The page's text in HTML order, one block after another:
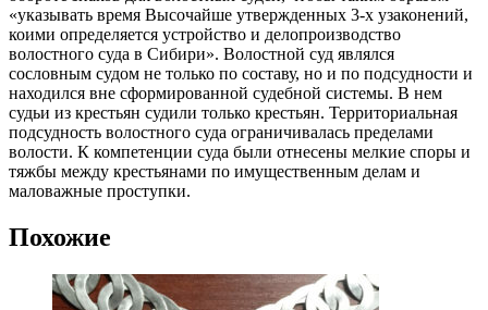
«указывать время Высочайше утвержденных 3-х узаконений,
коими определяется устройство и делопроизводство
волостного суда в Сибири». Волостной суд являлся
сословным судом не только по составу, но и по подсудности и
находился вне сформированной судебной системы. В нем
судьи из крестьян судили только крестьян. Территориальная
подсудность волостного суда ограничивалась пределами
волости. К компетенции суда были отнесены мелкие споры и
тяжбы между крестьянами по имущественным делам и
маловажные проступки.
Похожие